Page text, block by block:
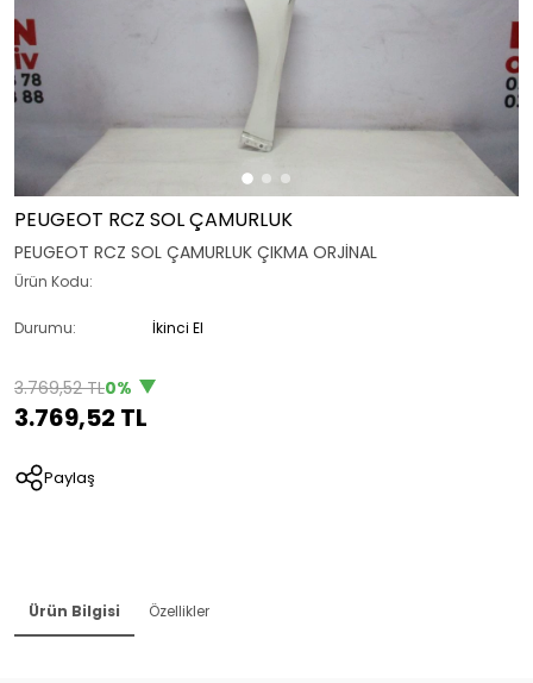
PEUGEOT RCZ SOL ÇAMURLUK
PEUGEOT RCZ SOL ÇAMURLUK ÇIKMA ORJİNAL
Ürün Kodu:
Durumu: İkinci El
3.769,52 TL0%
3.769,52 TL
Paylaş
Ürün Bilgisi Özellikler